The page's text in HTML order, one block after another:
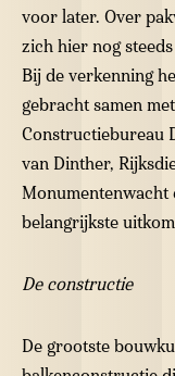
voor later. Over
zich hier nog
Bij de verkenning
gebracht samen
Constructiebureau
van Dinther,
belangrijkste
De constructie
De grootste